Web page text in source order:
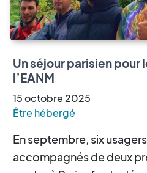
Un séjour parisien pour
l’EANM
15octobre2025
Être hébergé
En septembre, six usagers
accompagnés de deux